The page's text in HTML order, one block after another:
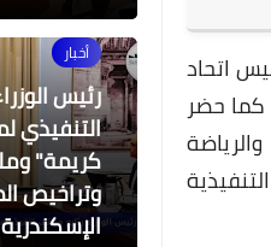
اتحاد
كما حضر
أخبار
رئيس
التنفيذي
كريمة"
وتراخيص
الإسكندرية